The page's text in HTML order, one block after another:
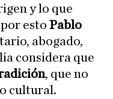
y lo que
esto Pablo
abogado,
considera que
, que no
cultural.